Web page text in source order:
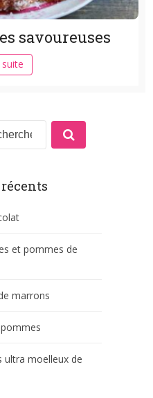
savoureuses
et pommes de
marrons
ultra moelleux de